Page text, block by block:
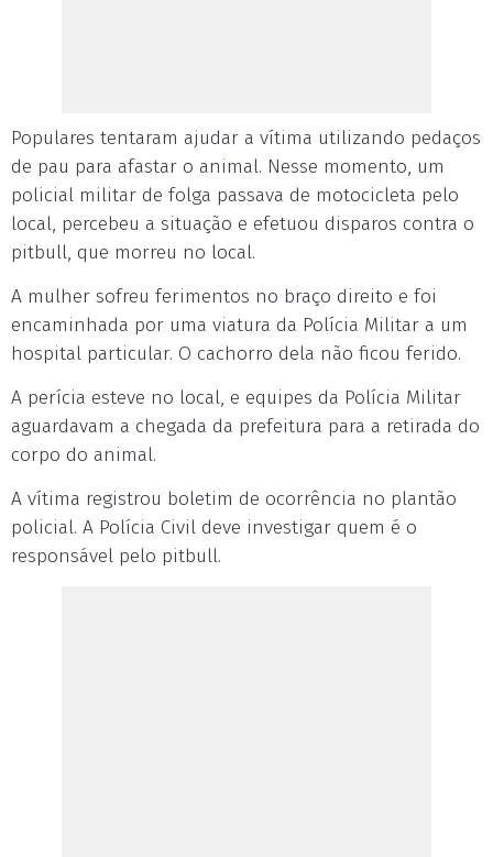
Populares tentaram ajudar a vítima utilizando pedaços
de pau para afastar o animal. Nesse momento, um
policial militar de folga passava de motocicleta pelo
local, percebeu a situação e efetuou disparos contra o
pitbull, que morreu no local.
A mulher sofreu ferimentos no braço direito e foi
encaminhada por uma viatura da Polícia Militar a um
hospital particular. O cachorro dela não ficou ferido.
A perícia esteve no local, e equipes da Polícia Militar
aguardavam a chegada da prefeitura para a retirada do
corpo do animal.
A vítima registrou boletim de ocorrência no plantão
policial. A Polícia Civil deve investigar quem é o
responsável pelo pitbull.